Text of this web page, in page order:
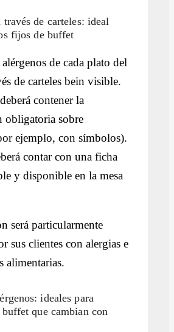
de carteles: ideal
fijos de buffet
de cada plato del
de carteles bein visible.
contener la
obligatoria sobre
ejemplo, con símbolos).
contar con una ficha
y disponible en la mesa
será particularmente
sus clientes con alergias e
alimentarias.
ideales para
que cambian con